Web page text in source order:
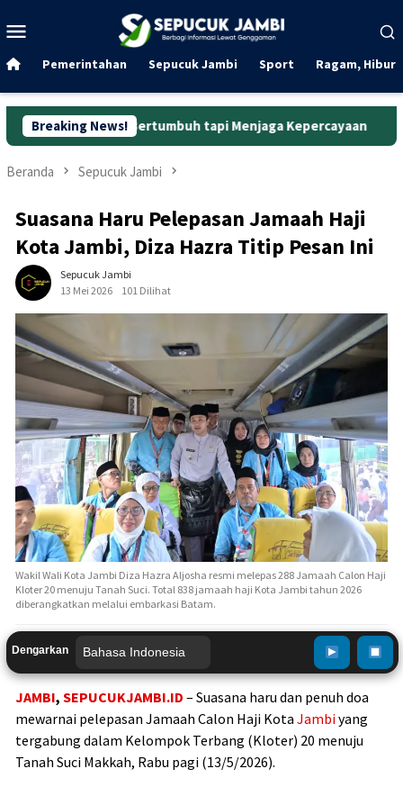
ke
Mobile
Pemerintahan Sepucuk Jambi Sport Ragam,
Breaking News!
Bertumbuh tapi Menjaga Kepercayaan Curanmor di
Beranda Sepucuk Jambi
Suasana Haru Pelepasan Jamaah Haji
Kota Jambi, Diza Hazra Titip Pesan Ini
Sepucuk Jambi
13 Mei 2026
101 Dilihat
Wakil Wali Kota Jambi Diza Hazra Aljosha resmi melepas 288 Jamaah Calon Haji
Kloter 20 menuju Tanah Suci. Total 838 jamaah haji Kota Jambi tahun 2026
diberangkatkan melalui embarkasi Batam.
Dengarkan
JAMBI, SEPUCUKJAMBI.ID – Suasana haru dan penuh doa
mewarnai pelepasan Jamaah Calon Haji Kota Jambiyang
tergabung dalam Kelompok Terbang (Kloter) 20 menuju
Tanah Suci Makkah, Rabu pagi (13/5/2026).